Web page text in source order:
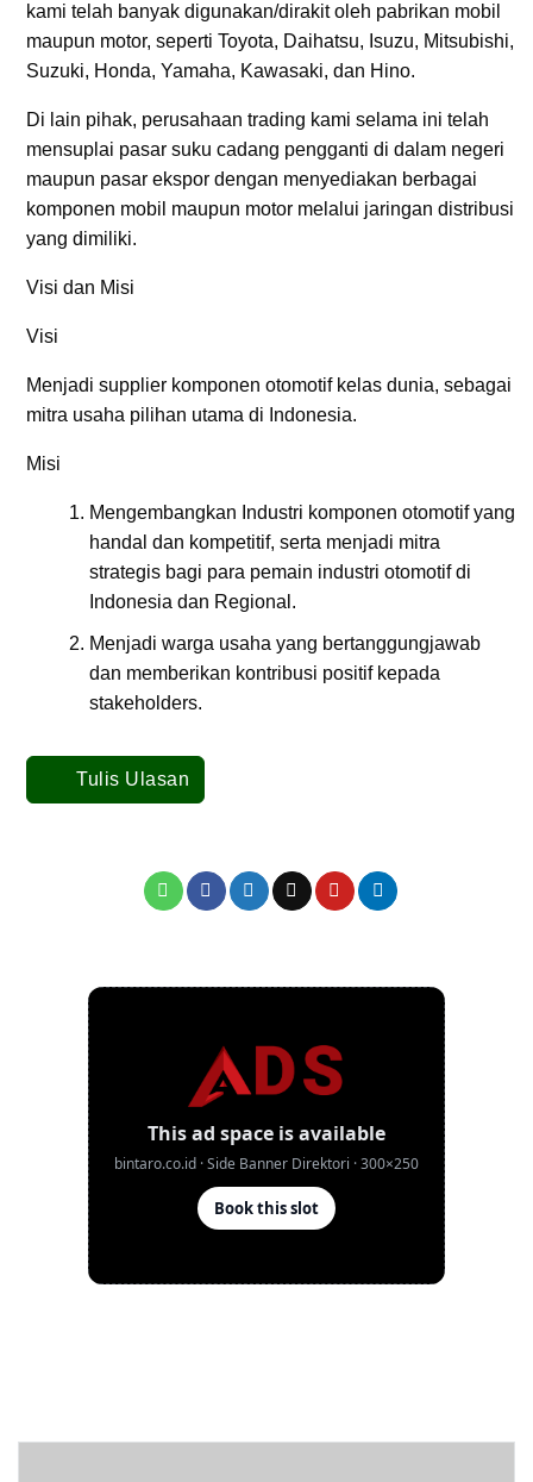
kami telah banyak digunakan/dirakit oleh pabrikan mobil
maupun motor, seperti Toyota, Daihatsu, Isuzu, Mitsubishi,
Suzuki, Honda, Yamaha, Kawasaki, dan Hino.
Di lain pihak, perusahaan trading kami selama ini telah
mensuplai pasar suku cadang pengganti di dalam negeri
maupun pasar ekspor dengan menyediakan berbagai
komponen mobil maupun motor melalui jaringan distribusi
yang dimiliki.
Visi dan Misi
Visi
Menjadi supplier komponen otomotif kelas dunia, sebagai
mitra usaha pilihan utama di Indonesia.
Misi
Mengembangkan Industri komponen otomotif yang
handal dan kompetitif, serta menjadi mitra
strategis bagi para pemain industri otomotif di
Indonesia dan Regional.
Menjadi warga usaha yang bertanggungjawab
dan memberikan kontribusi positif kepada
stakeholders.
Tulis Ulasan